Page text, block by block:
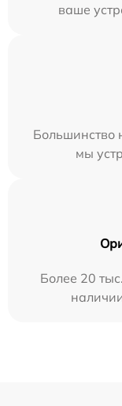
ваше
Большинство
мы
Более 20